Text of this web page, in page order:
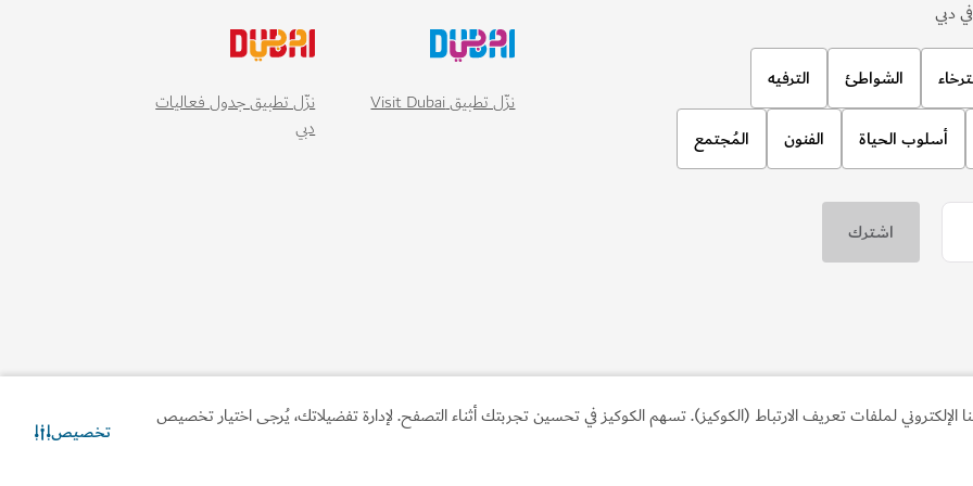
لملفات تعريف الارتباط (الكوكيز). تسهم الكوكيز في تحسين تجربتك أثناء التصفح. لإدارة تفضيلاتك، يُرجى اختيار تخصيص
تخصيص
نادي "ذا لوب"